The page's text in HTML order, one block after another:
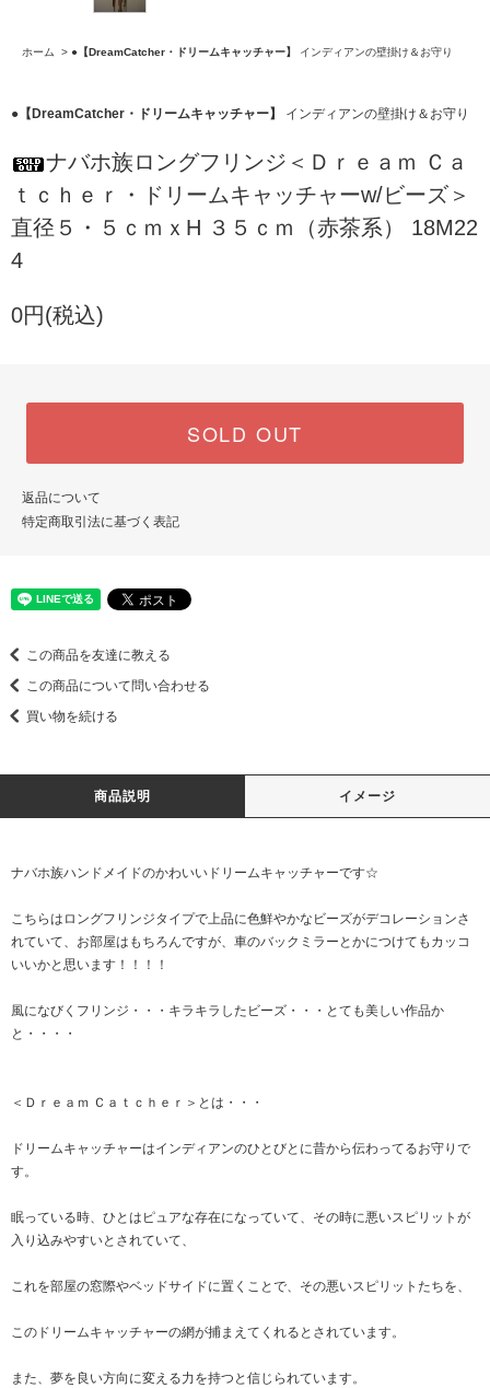
ホーム > ●【DreamCatcher・ドリームキャッチャー】 インディアンの壁掛け＆お守り
●【DreamCatcher・ドリームキャッチャー】 インディアンの壁掛け＆お守り
ナバホ族ロングフリンジ＜Ｄｒｅａｍ Ｃａ
ｔｃｈｅｒ・ドリームキャッチャーw/ビーズ＞
直径５・５ｃｍｘH ３５ｃｍ（赤茶系） 18M22
4
0円(税込)
SOLD OUT
返品について
特定商取引法に基づく表記
この商品を友達に教える
この商品について問い合わせる
買い物を続ける
商品説明 イメージ
ナバホ族ハンドメイドのかわいいドリームキャッチャーです☆
こちらはロングフリンジタイプで上品に色鮮やかなビーズがデコレーションさ
れていて、お部屋はもちろんですが、車のバックミラーとかにつけてもカッコ
いいかと思います！！！！
風になびくフリンジ・・・キラキラしたビーズ・・・とても美しい作品か
と・・・・
＜Ｄｒｅａｍ Ｃａｔｃｈｅｒ＞とは・・・
ドリームキャッチャーはインディアンのひとびとに昔から伝わってるお守りで
す。
眠っている時、ひとはピュアな存在になっていて、その時に悪いスピリットが
入り込みやすいとされていて、
これを部屋の窓際やベッドサイドに置くことで、その悪いスピリットたちを、
このドリームキャッチャーの網が捕まえてくれるとされています。
また、夢を良い方向に変える力を持つと信じられています。